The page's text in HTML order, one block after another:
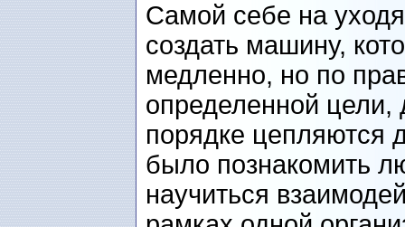
Самой себе на
создать машину,
медленно, но по
определенной цели,
порядке цепляются
было познакомить
научиться